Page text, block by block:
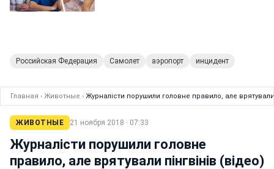
Российская Федерация Самолет аэропорт инцидент
Главная › Животные › Журналісти порушили головне правило, але врятували
ЖИВОТНЫЕ 21 ноября 2018 · 07:33
Журналісти порушили головне
правило, але врятували пінгвінів (відео)